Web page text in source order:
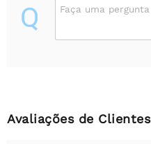
Q Faça uma pergunta
Avaliações de Clientes